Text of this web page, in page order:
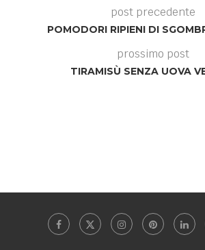
post precedente
POMODORI RIPIENI DI
prossimo post
TIRAMISÙ SENZA UOVA